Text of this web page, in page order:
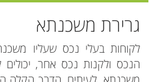
גרירת משכנתא
לקוחות בעלי נכס שעליו
הנכס ולקנות נכס אחר,